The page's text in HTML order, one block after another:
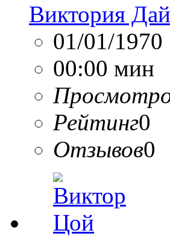
Виктория
01/01/1970
00:00 мин
Рейтинг0
Отзывов0